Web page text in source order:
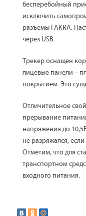
бесперебойный
исключить
разъемы FAKRA.
через USB.
Трекер оснащен
лицевые панели –
покрытием. Это
Отличительное
прерывание
напряжения до
не разряжался,
Отметим, что для
транспортном
входного питания.